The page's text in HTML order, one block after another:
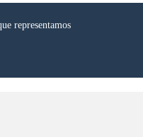
representamos